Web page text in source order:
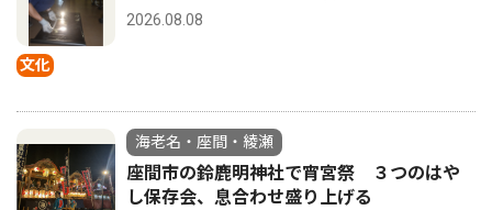
文化
2026.08.08
海老名・座間・綾瀬
座間市の鈴鹿明神社で宵宮祭 ３つのはや
し保存会、息合わせ盛り上げる